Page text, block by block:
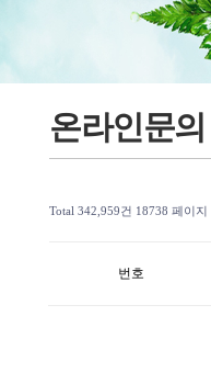
온라인문의
Total 342,959건 18738 페이지
번호